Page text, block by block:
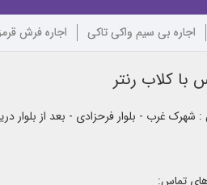
اجاره بی سیم واکی تاکی اجاره فرش
با کلاب رنتر
شهرک غرب - بلوار فرحزادی - بعد از بلوار
تماس: